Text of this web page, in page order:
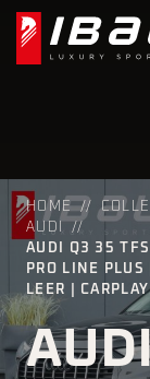
HOME
AUDI
AUDI Q3 35
PRO LINE
LEER |